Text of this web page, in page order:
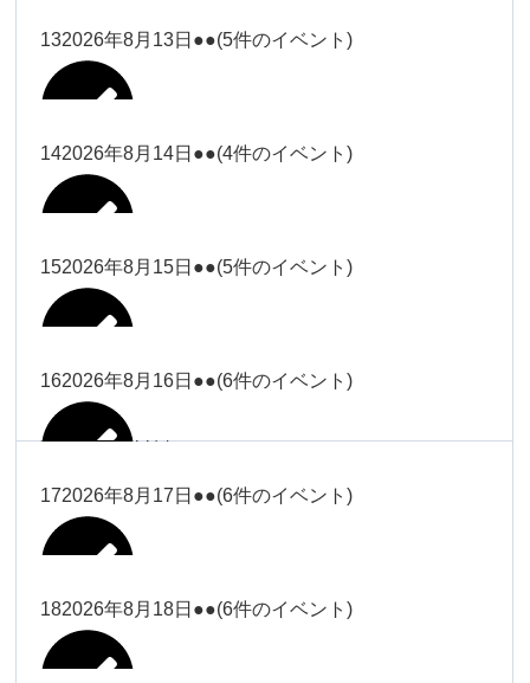
関谷
関谷（17-
19時）
関谷（17-19時）
院長
Close Close
2026年8月1日
関谷（17-
19時）
関谷（17-19時）
院長
Close Close
2026年8月2日
武井
関谷（17-
19時）
関谷（17-19時）
院長
Close Close
松本
Close
2026年8月4日
Close
関谷（17-19時）
2026年8月6日
院長
院長
Close
武井
2026年8月7日
関谷（17-
Close
関谷（17-19時）
2026年8月7日
2026年8月8日
Close
武井
2026年8月8日
関谷（17-
Close
関谷（17-19時）
Close Close
塩川
2026年8月9日
大西
大西
小林
Close
松本（9時
ー18時）
Close Close
松本（9時ー18時）
2026年8月10日
Close
武井
2026年8月10日
Close Close
塩川（9時ー18時）
2026年8月11日
小林
Close Close
小林
2026年8月11日
時ー19
時）
塩川
塩川
松本
Close Close
松本
2026年8月12日
132026年8月13日 ●●(5件のイベント)
塩川
塩川
Close Close
大西
2026年8月13日
142026年8月14日 ●●(4件のイベント)
塩川
塩川
松本（9時
ー18時）
Close Close
152026年8月15日 ●●(5件のイベント)
冨田（9時
Close Close
冨田（9時ー18時）
2026年8月15日
162026年8月16日 ●●(6件のイベント)
大西
大西
172026年8月17日 ●●(6件のイベント)
塩川
182026年8月18日 ●●(6件のイベント)